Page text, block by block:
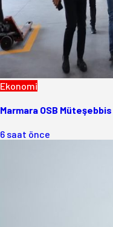
Ekonomi
Marmara OSB
6 saat önce